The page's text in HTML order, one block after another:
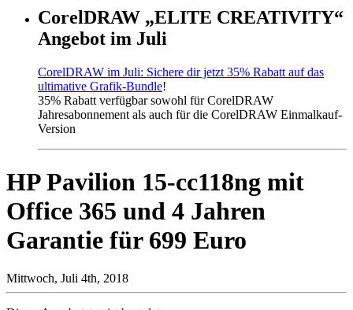
CorelDRAW „ELITE CREATIVITY“
Angebot im Juli
CorelDRAW im Juli: Sichere dir jetzt 35% Rabatt auf das
ultimative Grafik-Bundle!
35% Rabatt verfügbar sowohl für CorelDRAW
Jahresabonnement als auch für die CorelDRAW Einmalkauf-
Version
HP Pavilion 15-cc118ng mit
Office 365 und 4 Jahren
Garantie für 699 Euro
Mittwoch, Juli 4th, 2018